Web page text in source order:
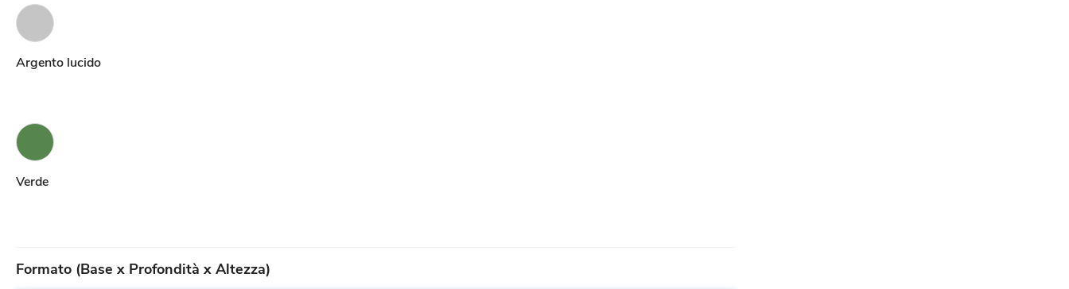
Argento lucido
Verde
Formato (Base x Profondità x Altezza)